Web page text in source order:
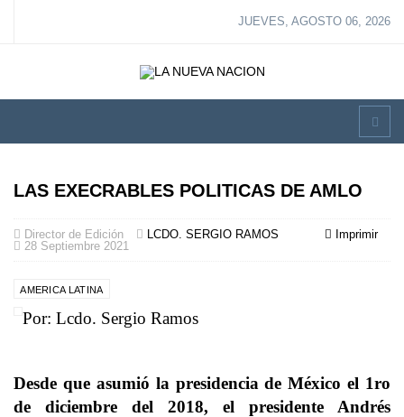
JUEVES, AGOSTO 06, 2026
LAS EXECRABLES POLITICAS DE AMLO
Imprimir
Director de Edición
LCDO. SERGIO RAMOS
28 Septiembre 2021
AMERICA LATINA
Por: Lcdo. Sergio Ramos
Desde que asumió la presidencia de México el 1ro
de diciembre del 2018, el presidente Andrés